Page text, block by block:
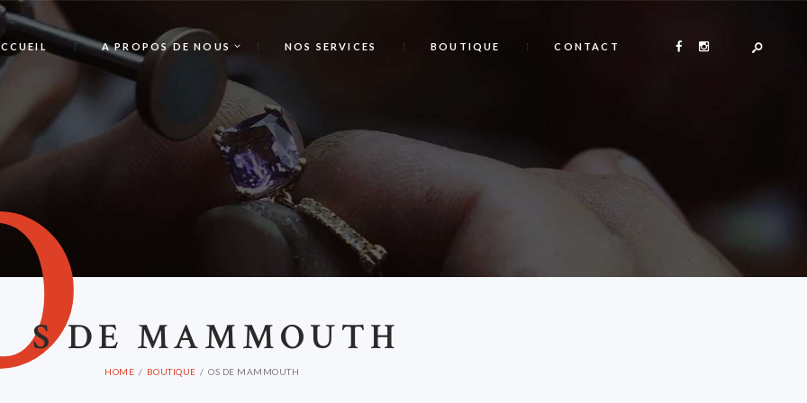
A PROPOS DE NOUS NOS SERVICES BOUTIQUE CONTACT
S DE MAMMOUTH
HOME BOUTIQUE OS DE MAMMOUTH